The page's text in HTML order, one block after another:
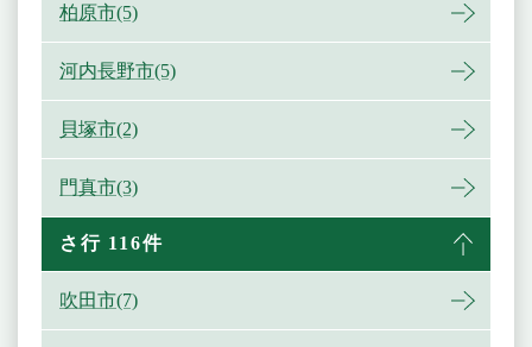
柏原市(5)
河内長野市(5)
貝塚市(2)
門真市(3)
さ行 116件
吹田市(7)